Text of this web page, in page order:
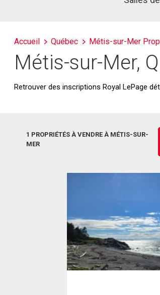
Accueil Québec Métis-sur-Mer
Métis-sur-Mer,
Retrouver des inscriptions Royal LePage
1 PROPRIÉTÉS À VENDRE À MÉTIS-SUR-
MER